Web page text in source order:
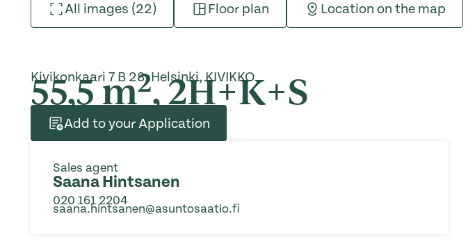
All images (22) Floor plan Location on the map
Kivikonkaari 7 B 28, Helsinki, KIVIKKO
55,5 m2, 2H+K+S
Add to your Application
Sales agent
Saana Hintsanen
020 161 2204
saana.hintsanen@asuntosaatio.fi